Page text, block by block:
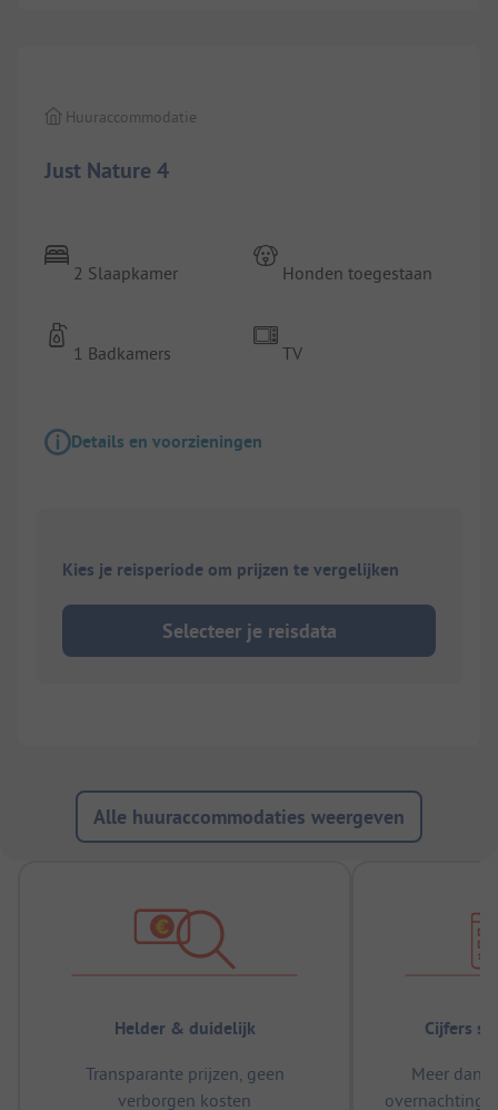
Just Nature 4
Huuraccommodatie
2 Slaapkamer
1 Badkamers
Honden toegestaan
TV
Details en voorzieningen
Kies je reisperiode om prijzen te vergelijken
Selecteer je reisdata
Alle huuraccommodaties weergeven
Helder & duidelijk
Transparante prijzen, geen
verborgen kosten
Cijfers
Meer dan